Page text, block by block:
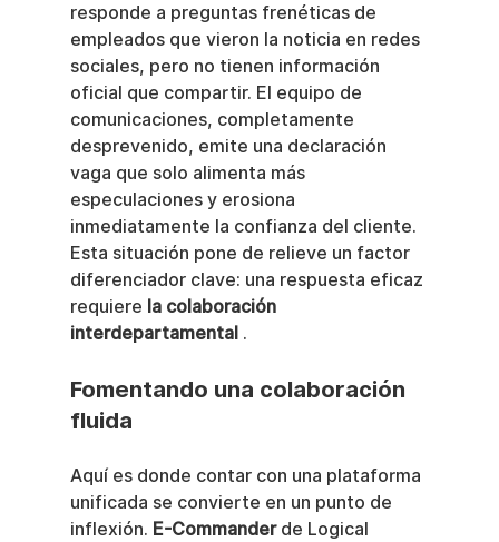
responde a preguntas frenéticas de
empleados que vieron la noticia en redes
sociales, pero no tienen información
oficial que compartir. El equipo de
comunicaciones, completamente
desprevenido, emite una declaración
vaga que solo alimenta más
especulaciones y erosiona
inmediatamente la confianza del cliente.
Esta situación pone de relieve un factor
diferenciador clave: una respuesta eficaz
requiere la colaboración
interdepartamental .
Fomentando una colaboración
fluida
Aquí es donde contar con una plataforma
unificada se convierte en un punto de
inflexión. E-Commander de Logical